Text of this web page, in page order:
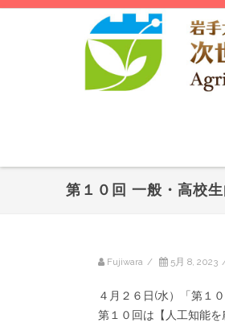
第１０回 一般・高校
Fujiwara / 5月 8, 2023
４月２６日(水）「第１
第１０回は【人工知能を